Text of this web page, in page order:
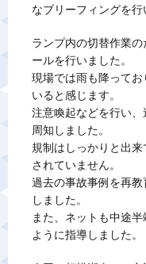
なブリーフィングを行
ランプ内の切替作業
ールを行いました。
現場では雨も降って
いると感じます。
注意喚起などを行い
周知しました。
規制はしっかりと出
されていません。
過去の事故事例を再
しました。
また、ネットも中途
ように指導しました。